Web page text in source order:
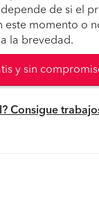
de si el
este momento o
la brevedad.
y sin
Consigue